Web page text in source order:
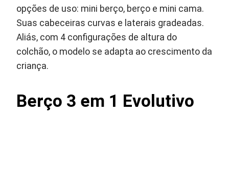
opções de uso: mini berço, berço e mini cama.
Suas cabeceiras curvas e laterais gradeadas.
Aliás, com 4 configurações de altura do
colchão, o modelo se adapta ao crescimento da
criança.
Berço 3 em 1 Evolutivo